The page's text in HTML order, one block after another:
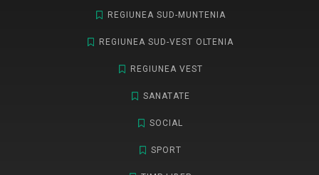
REGIUNEA SUD-MUNTENIA
REGIUNEA SUD-VEST OLTENIA
REGIUNEA VEST
SANATATE
SOCIAL
SPORT